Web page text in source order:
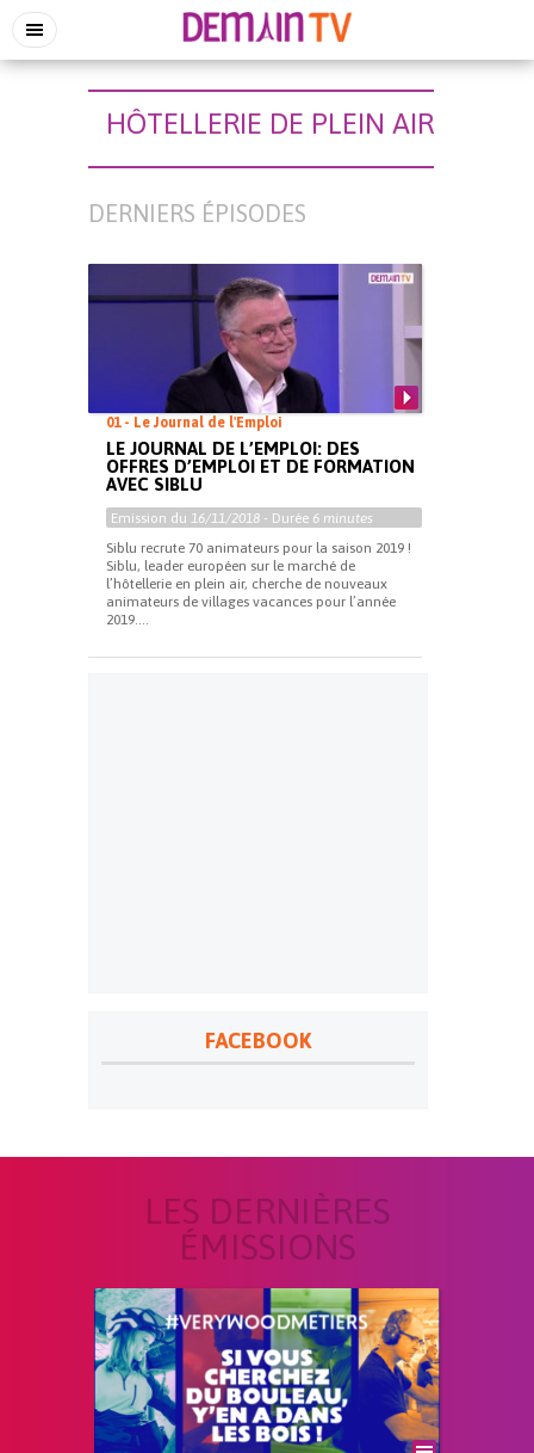
HÔTELLERIE DE PLEIN AIR
DERNIERS ÉPISODES
01 - Le Journal de l'Emploi
LE JOURNAL DE L’EMPLOI: DES
OFFRES D’EMPLOI ET DE FORMATION
AVEC SIBLU
Emission du 16/11/2018 - Durée 6 minutes
Siblu recrute 70 animateurs pour la saison 2019 !
Siblu, leader européen sur le marché de
l’hôtellerie en plein air, cherche de nouveaux
animateurs de villages vacances pour l’année
2019....
FACEBOOK
LES DERNIÈRES
ÉMISSIONS